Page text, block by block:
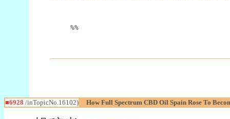
%%
■6928 /inTopicNo.16102) How Full Spectrum CBD Oil Spain Rose To